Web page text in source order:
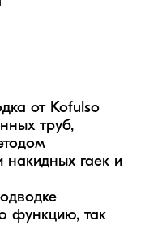
от Kofulso
труб,
накидных гаек и
функцию, так